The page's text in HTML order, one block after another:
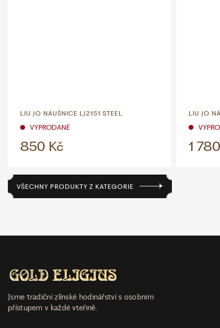
LIU JO NÁUŠNICE LJ2151 STEEL
VYPRODANÉ
850 Kč
LIU JO
1
VŠECHNY PRODUKTY Z KATEGORIE
Jsme tradiční zlínské hodinářství s osobním
přístupem v každé vteřině.